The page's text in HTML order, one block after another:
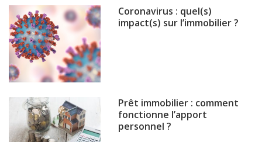
Coronavirus : quel(s)
impact(s) sur l’immobilier ?
Prêt immobilier : comment
fonctionne l’apport
personnel ?